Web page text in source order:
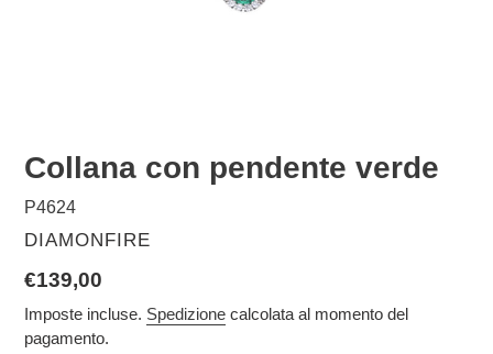
Collana con pendente verde
P4624
VENDITORE
DIAMONFIRE
Prezzo
di
listino
€139,00
Imposte incluse. Spedizione calcolata al momento del
pagamento.